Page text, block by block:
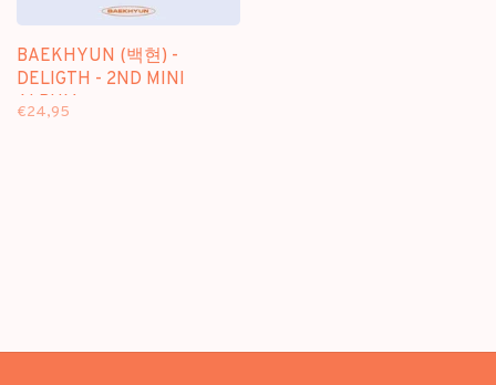
BAEKHYUN (백현) -
DELIGTH - 2ND MINI
ALBUM
€24,95